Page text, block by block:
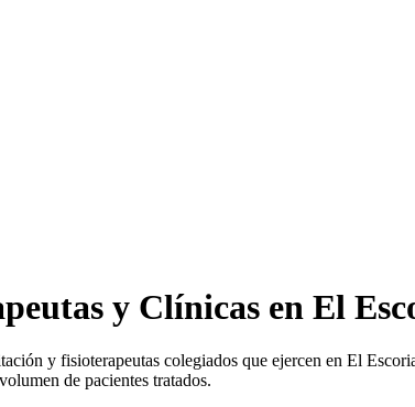
y Clínicas en El
y fisioterapeutas colegiados que ejercen en El
de pacientes tratados.